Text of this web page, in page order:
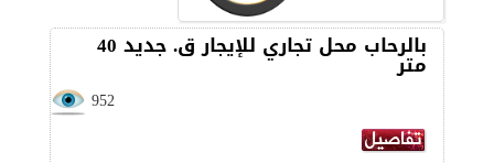
بالرحاب محل تجاري للإيجار ق. جديد 40
متر
952